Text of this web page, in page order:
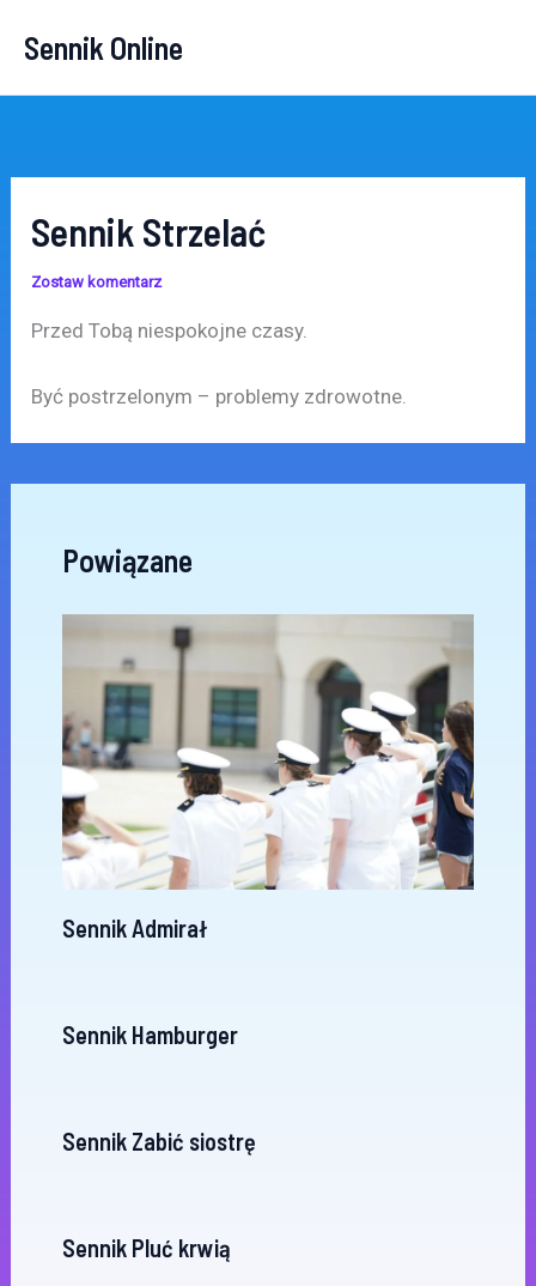
Sennik Online
Sennik Strzelać
Zostaw komentarz
Przed Tobą niespokojne czasy.
Być postrzelonym – problemy zdrowotne.
Powiązane
Sennik Admirał
Sennik Hamburger
Sennik Zabić siostrę
Sennik Pluć krwią